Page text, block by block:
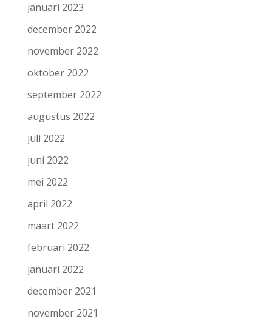
januari 2023
december 2022
november 2022
oktober 2022
september 2022
augustus 2022
juli 2022
juni 2022
mei 2022
april 2022
maart 2022
februari 2022
januari 2022
december 2021
november 2021